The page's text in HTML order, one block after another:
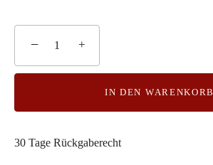
− +
IN DEN WARENKORB
30 Tage Rückgaberecht